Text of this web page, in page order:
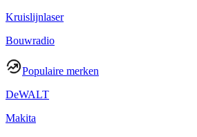
Kruislijnlaser
Bouwradio
Populaire merken
DeWALT
Makita